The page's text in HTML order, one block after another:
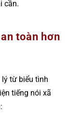
cần.
toàn hơn
từ biểu tình
tiếng nói xã